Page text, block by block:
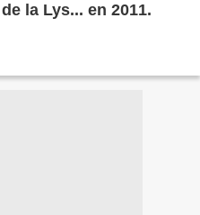
la Lys... en 2011.